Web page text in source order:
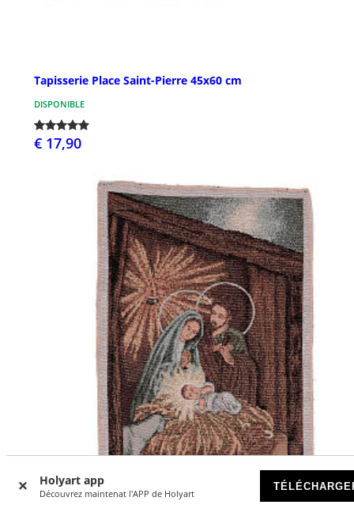
Holyart app
Découvrez maintenat l'APP de Holyart
Tapisserie Place Saint-Pierre 45x60 cm
DISPONIBLE
€ 17,90